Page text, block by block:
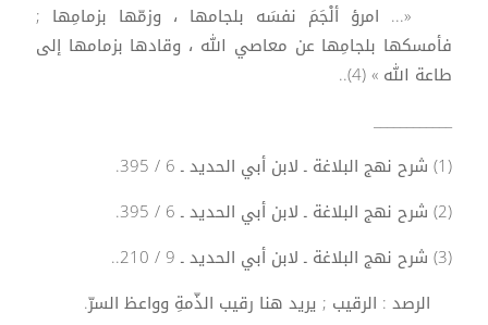
«... امرؤ ألْجَمَ نفسَه بلجامها ، وزمّها بزمامِها ;
فأمسكها بلجامِها عن معاصي الله ، وقادها بزمامها إلى
طاعة الله » (4)..
____________
(1) شرح نهج البلاغة ـ لابن أبي الحديد ـ 6 / 395.
(2) شرح نهج البلاغة ـ لابن أبي الحديد ـ 6 / 395.
(3) شرح نهج البلاغة ـ لابن أبي الحديد ـ 9 / 210..
الرصد : الرقيب ; يريد هنا رقيب الذّمةِ وواعظ السرّ.